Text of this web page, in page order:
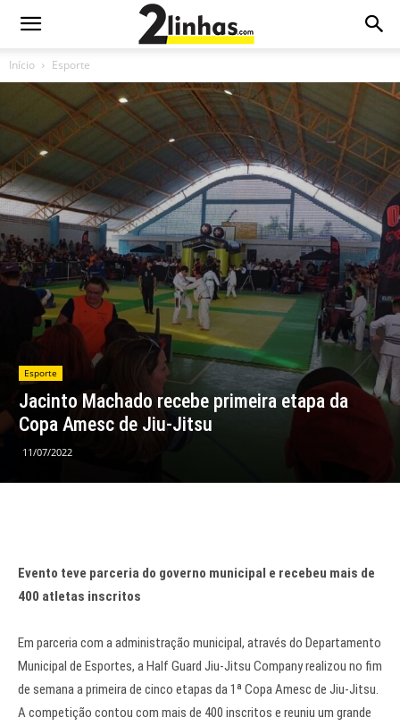
Início Esporte
Esporte
Jacinto Machado recebe primeira etapa da
Copa Amesc de Jiu-Jitsu
11/07/2022
Evento teve parceria do governo municipal e recebeu mais de
400 atletas inscritos
Em parceria com a administração municipal, através do Departamento
Municipal de Esportes, a Half Guard Jiu-Jitsu Company realizou no fim
de semana a primeira de cinco etapas da 1ª Copa Amesc de Jiu-Jitsu.
A competição contou com mais de 400 inscritos e reuniu um grande